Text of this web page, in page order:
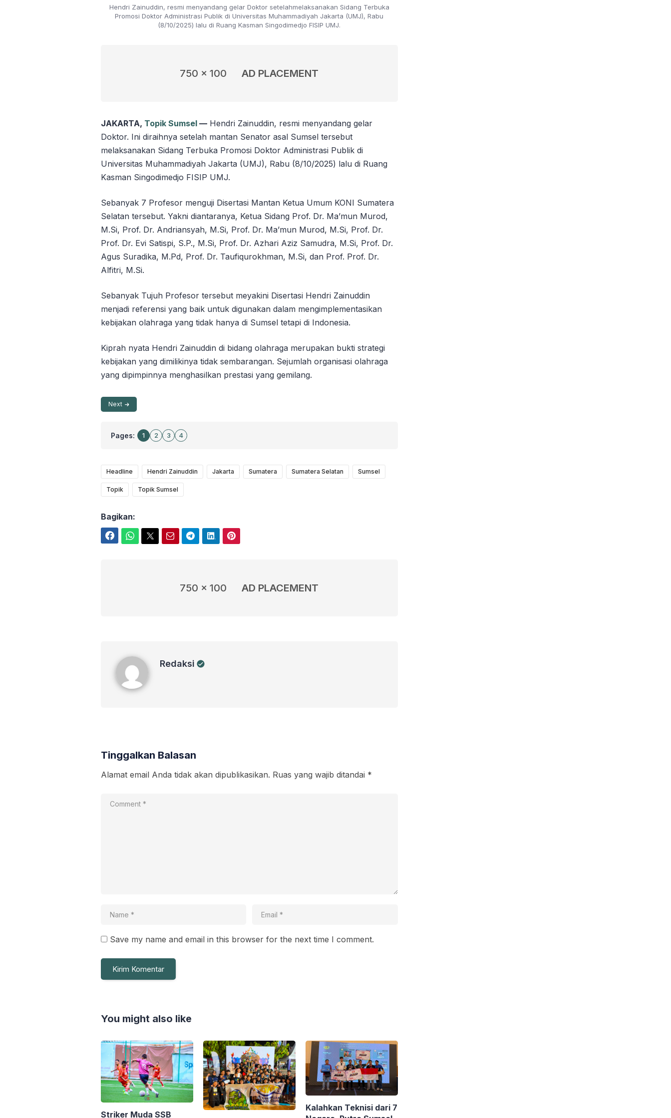
Hendri Zainuddin, resmi menyandang gelar Doktor setelahmelaksanakan Sidang Terbuka
Promosi Doktor Administrasi Publik di Universitas Muhammadiyah Jakarta (UMJ), Rabu
(8/10/2025) lalu di Ruang Kasman Singodimedjo FISIP UMJ.
750 x 100 AD PLACEMENT
JAKARTA, Topik Sumsel — Hendri Zainuddin, resmi menyandang gelar
Doktor. Ini diraihnya setelah mantan Senator asal Sumsel tersebut
melaksanakan Sidang Terbuka Promosi Doktor Administrasi Publik di
Universitas Muhammadiyah Jakarta (UMJ), Rabu (8/10/2025) lalu di Ruang
Kasman Singodimedjo FISIP UMJ.
Sebanyak 7 Profesor menguji Disertasi Mantan Ketua Umum KONI Sumatera
Selatan tersebut. Yakni diantaranya, Ketua Sidang Prof. Dr. Ma’mun Murod,
M.Si, Prof. Dr. Andriansyah, M.Si, Prof. Dr. Ma’mun Murod, M.Si, Prof. Dr.
Prof. Dr. Evi Satispi, S.P., M.Si, Prof. Dr. Azhari Aziz Samudra, M.Si, Prof. Dr.
Agus Suradika, M.Pd, Prof. Dr. Taufiqurokhman, M.Si, dan Prof. Prof. Dr.
Alfitri, M.Si.
Sebanyak Tujuh Profesor tersebut meyakini Disertasi Hendri Zainuddin
menjadi referensi yang baik untuk digunakan dalam mengimplementasikan
kebijakan olahraga yang tidak hanya di Sumsel tetapi di Indonesia.
Kiprah nyata Hendri Zainuddin di bidang olahraga merupakan bukti strategi
kebijakan yang dimilikinya tidak sembarangan. Sejumlah organisasi olahraga
yang dipimpinnya menghasilkan prestasi yang gemilang.
Next
Pages: 1 2 3 4
Headline Hendri Zainuddin Jakarta Sumatera Sumatera Selatan Sumsel
Topik Topik Sumsel
Bagikan:
750 x 100 AD PLACEMENT
Redaksi
Tinggalkan Balasan
Alamat email Anda tidak akan dipublikasikan. Ruas yang wajib ditandai *
Save my name and email in this browser for the next time I comment.
You might also like
Striker Muda SSB
Kalahkan Teknisi dari 7